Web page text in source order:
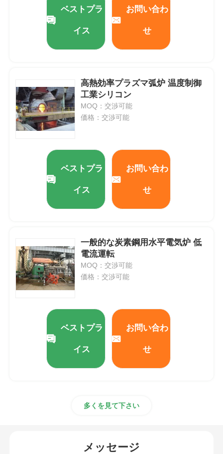
ベストプラ
イス
お問い合わ
せ
高熱効率プラズマ弧炉 温度制御
工業シリコン
MOQ：交渉可能
価格：交渉可能
ベストプラ
イス
お問い合わ
せ
一般的な炭素鋼用水平電気炉 低
電流運転
MOQ：交渉可能
価格：交渉可能
ベストプラ
イス
お問い合わ
せ
多くを見て下さい
メッセージ